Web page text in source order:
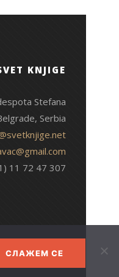
KNJIGE
Stefana
Serbia
11 72 47 307
Свет књиге
СЛАЖЕМ СЕ